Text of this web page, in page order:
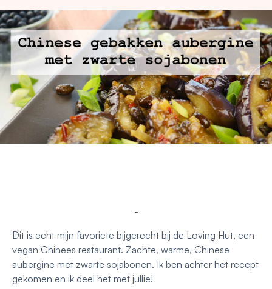
-
Dit is echt mijn favoriete bijgerecht bij de Loving Hut, een
vegan Chinees restaurant. Zachte, warme, Chinese
aubergine met zwarte sojabonen. Ik ben achter het recept
gekomen en ik deel het met jullie!